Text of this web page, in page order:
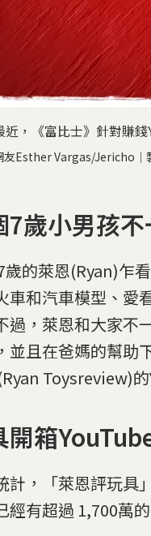
近，《富比士》針對賺
友Esther Vargas/Jericho｜
7歲小男孩
歲的萊恩(Ryan)乍
車和汽車模型、愛
過，萊恩和大家不
並且在爸媽的幫助
Toysreview)
開箱
計，「萊恩評玩具
經有超過 1,700萬